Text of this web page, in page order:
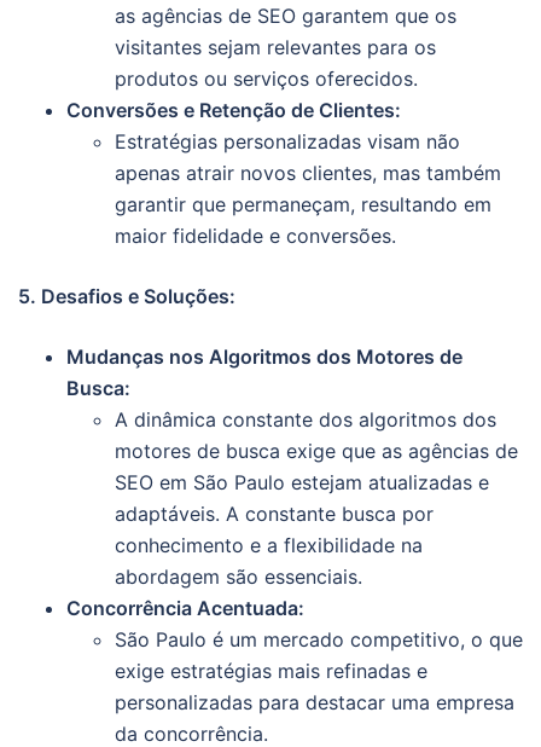
as agências de SEO garantem que os
visitantes sejam relevantes para os
produtos ou serviços oferecidos.
Conversões e Retenção de Clientes:
Estratégias personalizadas visam não
apenas atrair novos clientes, mas também
garantir que permaneçam, resultando em
maior fidelidade e conversões.
5. Desafios e Soluções:
Mudanças nos Algoritmos dos Motores de
Busca:
A dinâmica constante dos algoritmos dos
motores de busca exige que as agências de
SEO em São Paulo estejam atualizadas e
adaptáveis. A constante busca por
conhecimento e a flexibilidade na
abordagem são essenciais.
Concorrência Acentuada:
São Paulo é um mercado competitivo, o que
exige estratégias mais refinadas e
personalizadas para destacar uma empresa
da concorrência.